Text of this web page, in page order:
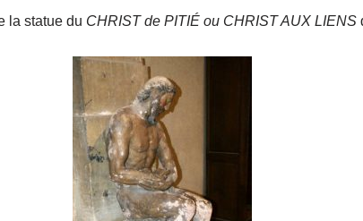
la statue du CHRIST de PITIÉ ou CHRIST AUX LIENS